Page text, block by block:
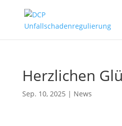
Herzlichen
Sep. 10, 2025 | News